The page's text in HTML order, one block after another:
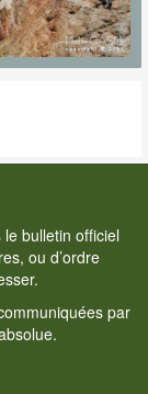
bulletin officiel
ou d’ordre
par